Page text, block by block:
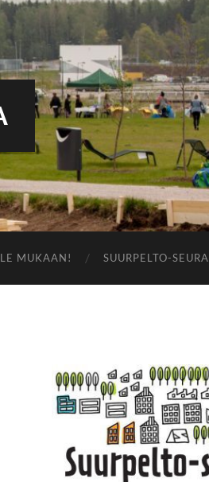
MUKAAN! SUURPELTO-SEURA